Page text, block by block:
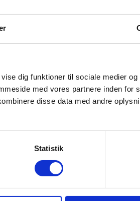
dig funktioner til sociale medier
med vores partnere inden for
disse data med andre
Statistik